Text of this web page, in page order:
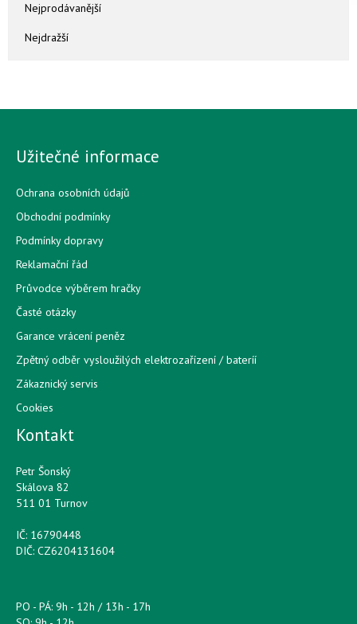
Nejprodávanější
Nejdražší
Užitečné informace
Ochrana osobních údajů
Obchodní podmínky
Podmínky dopravy
Reklamační řád
Průvodce výběrem hračky
Časté otázky
Garance vrácení peněz
Zpětný odběr vysloužilých elektrozařízení / bateríí
Zákaznický servis
Cookies
Kontakt
Petr Šonský
Skálova 82
511 01 Turnov
IČ: 16790448
DIČ: CZ6204131604
PO - PÁ: 9h - 12h / 13h - 17h